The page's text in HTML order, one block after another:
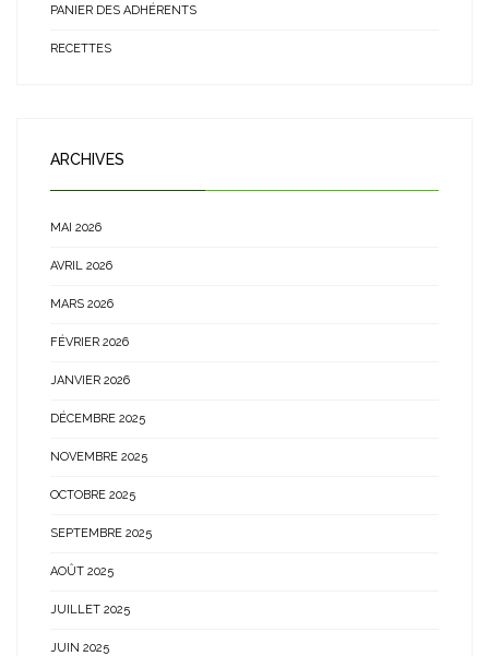
PANIER DES ADHÉRENTS
RECETTES
ARCHIVES
MAI 2026
AVRIL 2026
MARS 2026
FÉVRIER 2026
JANVIER 2026
DÉCEMBRE 2025
NOVEMBRE 2025
OCTOBRE 2025
SEPTEMBRE 2025
AOÛT 2025
JUILLET 2025
JUIN 2025